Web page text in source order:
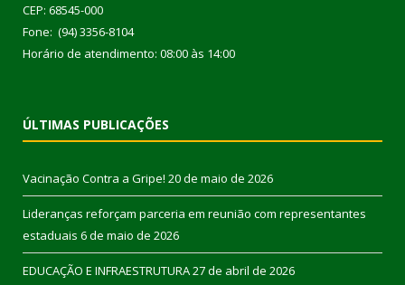
CEP: 68545-000
Fone: (94) 3356-8104
Horário de atendimento: 08:00 às 14:00
ÚLTIMAS PUBLICAÇÕES
Vacinação Contra a Gripe! 20 de maio de 2026
Lideranças reforçam parceria em reunião com representantes
estaduais 6 de maio de 2026
EDUCAÇÃO E INFRAESTRUTURA27 de abril de 2026